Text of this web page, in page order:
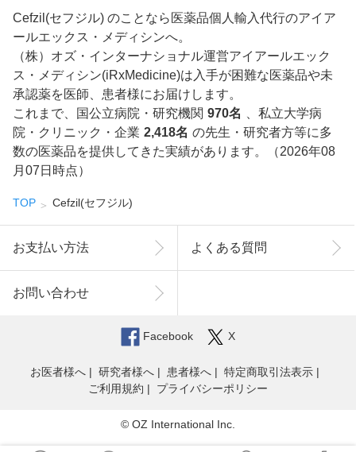
Cefzil(セフジル) のことなら医薬品個人輸入代行のアイア
ールエックス・メディシンへ。
（株）オズ・インターナショナル運営アイアールエック
ス・メディシン(iRxMedicine)は入手が困難な医薬品や未
承認薬を医師、患者様にお届けします。
これまで、国公立病院・研究機関 970名
、私立大学病
院・クリニック・企業 2,418名 の先生・研究者方等に多
数の医薬品を提供してきた実績があります。（2026年08
月07日時点）
TOP Cefzil(セフジル)
お支払い方法 よくある質問
お問い合わせ
Facebook X
お医者様へ 研究者様へ 患者様へ
特定商取引法表示
ご利用規約
プライバシーポリシー
© OZ International Inc.